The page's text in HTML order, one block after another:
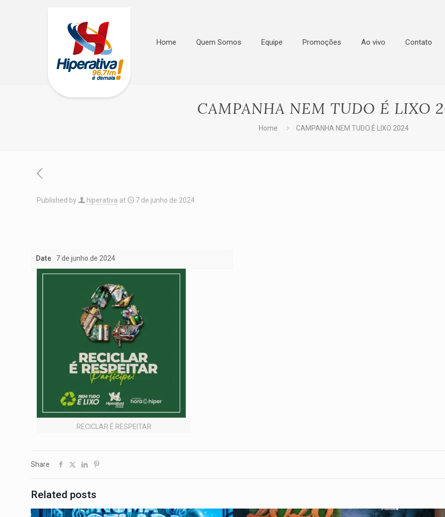
Home Quem Somos Equipe Promoções Ao vivo Contato
CAMPANHA NEM TUDO É LIXO
Home CAMPANHA NEM TUDO É LIXO 2024
Published by hiperativa at 7 de junho de 2024
Date 7 de junho de 2024
RECICLAR É RESPEITAR
Share
Related posts